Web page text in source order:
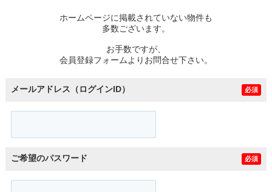
ホームページに掲載されていない物件も
多数ございます。
お手数ですが、
会員登録フォームよりお問合せ下さい。
メールアドレス（ログインID） 必須
ご希望のパスワード 必須